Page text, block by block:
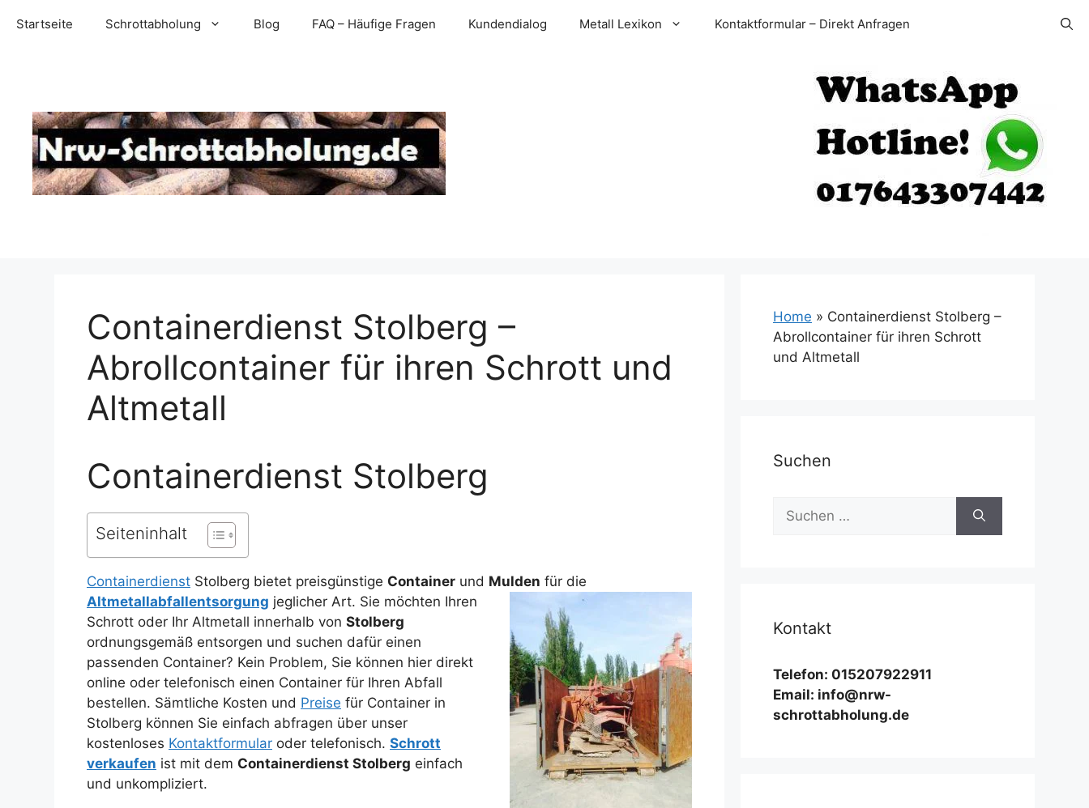
InhaltStartseite Schrottabholung Blog FAQ – Häufige Fragen Kundendialog Metall Lexikon Kontaktformular – Direkt Anfragen
Containerdienst Stolberg –
Abrollcontainer für ihren Schrott und
Altmetall
Containerdienst Stolberg
Seiteninhalt
Containerdienst Stolberg bietet preisgünstige Container und Mulden für die
Altmetallabfallentsorgung jeglicher Art. Sie möchten Ihren
Schrott oder Ihr Altmetall innerhalb von Stolberg
ordnungsgemäß entsorgen und suchen dafür einen
passenden Container? Kein Problem, Sie können hier direkt
online oder telefonisch einen Container für Ihren Abfall
bestellen. Sämtliche Kosten und Preise für Container in
Stolberg können Sie einfach abfragen über unser
kostenloses Kontaktformular oder telefonisch. Schrott
verkaufen ist mit dem Containerdienst Stolberg einfach
und unkompliziert.
Home » Containerdienst Stolberg –
Abrollcontainer für ihren Schrott
und Altmetall
Suchen
Suchen
nach:
Kontakt
Telefon: 015207922911
Email: info@nrw-
schrottabholung.de